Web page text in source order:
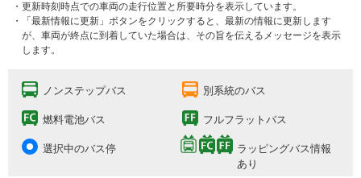
・更新時刻時点での車両の走行位置と所要時分を表示しています。
・「最新情報に更新」ボタンをクリックすると、最新の情報に更新します
が、車両が終点に到着していた場合は、その旨を伝えるメッセージを表示
します。
ノンステップバス 別系統のバス
燃料電池バス フルフラットバス
選択中のバス停
ラッピングバス情報
あり